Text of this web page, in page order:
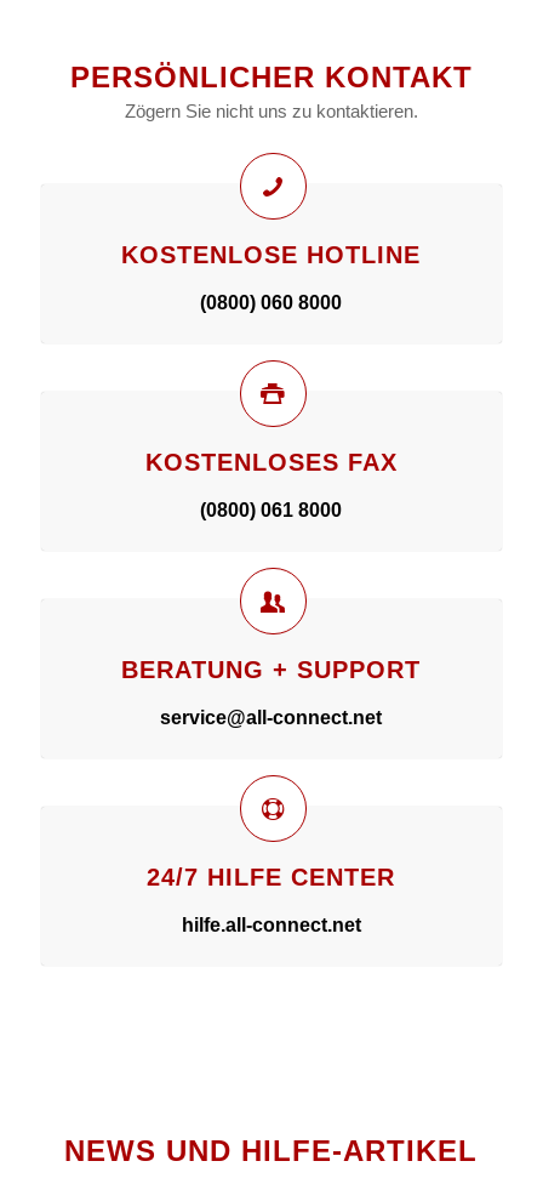
PERSÖNLICHER KONTAKT
Zögern Sie nicht uns zu kontaktieren.
KOSTENLOSE HOTLINE
(0800) 060 8000
KOSTENLOSES FAX
(0800) 061 8000
BERATUNG + SUPPORT
service@all-connect.net
24/7 HILFE CENTER
hilfe.all-connect.net
NEWS UND HILFE-ARTIKEL